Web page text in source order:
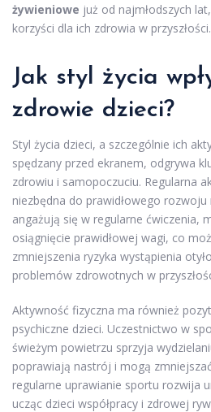
żywieniowe już od najmłodszych
korzyści dla ich zdrowia w przyszłości.
Jak styl życia
zdrowie dzieci?
Styl życia dzieci, a szczególnie ich
spędzany przed ekranem, odgrywa
zdrowiu i samopoczuciu. Regularna
niezbędna do prawidłowego rozwoju
angażują się w regularne ćwiczenia,
osiągnięcie prawidłowej wagi, co
zmniejszenia ryzyka wystąpienia
problemów zdrowotnych w
Aktywność fizyczna ma również
psychiczne dzieci. Uczestnictwo w
świeżym powietrzu sprzyja
poprawiają nastrój i mogą
regularne uprawianie sportu rozwija
ucząc dzieci współpracy i zdrowej